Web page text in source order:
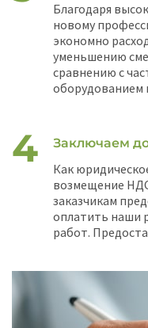
Благодаря
новому
экономно
уменьшению
сравнению с
оборудованием
Заключаем
Как
возмещение
заказчикам
оплатить наши
работ.